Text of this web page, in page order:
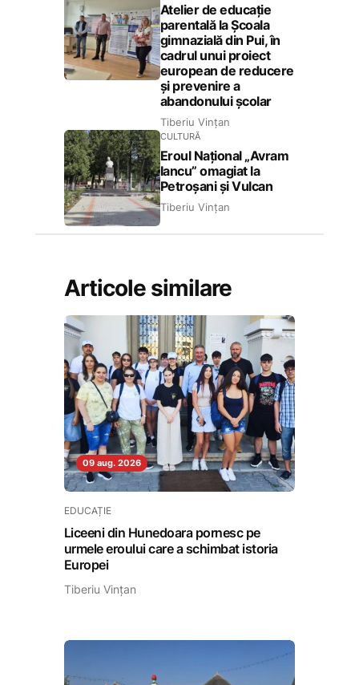
Atelier de educație
parentală la Școala
gimnazială din Pui, în
cadrul unui proiect
european de reducere
și prevenire a
abandonului școlar
Tiberiu Vințan
CULTURĂ
Eroul Național „Avram
Iancu” omagiat la
Petroșani și Vulcan
Tiberiu Vințan
Articole similare
09 aug. 2026
EDUCAȚIE
Liceeni din Hunedoara pornesc pe
urmele eroului care a schimbat istoria
Europei
Tiberiu Vințan